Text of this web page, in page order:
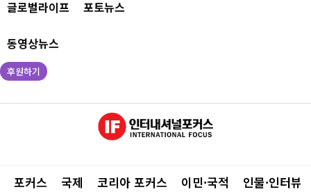
글로벌라이프 포토뉴스
동영상뉴스
후원하기
포커스 국제 코리아 포커스 이민·국적 인물·인터뷰